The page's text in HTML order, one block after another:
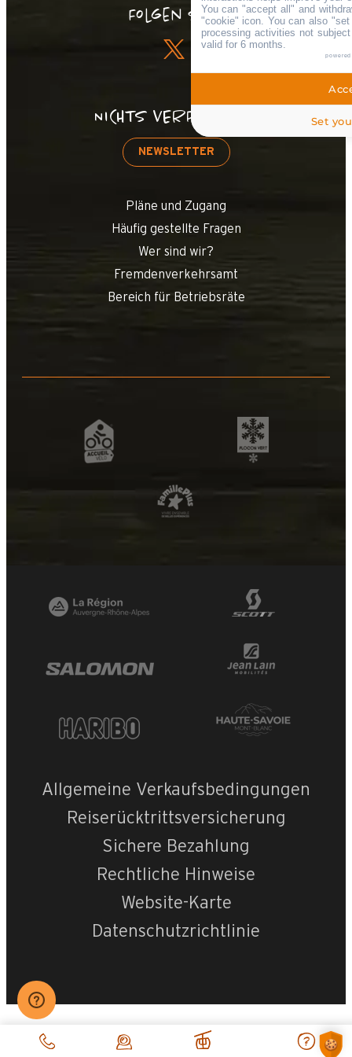
Folgen Sie !
NICHTS VERPASSEN!
NEWSLETTER
Pläne und Zugang
Häufig gestellte Fragen
Wer sind wir?
Fremdenverkehrsamt
Bereich für Betriebsräte
Allgemeine Verkaufsbedingungen
Reiserücktrittsversicherung
Sichere Bezahlung
Rechtliche Hinweise
Website-Karte
Datenschutzrichtlinie
You can "accept all" and
"cookie" icon . You can also
processing activities not
valid for 6 months.
Set